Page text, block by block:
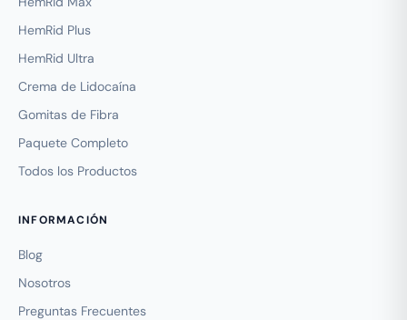
HemRid Plus
HemRid Ultra
Crema de Lidocaína
Gomitas de Fibra
Paquete Completo
Todos los Productos
INFORMACIÓN
Blog
Nosotros
Preguntas Frecuentes